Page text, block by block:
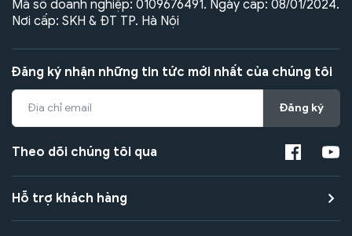
Mã số doanh nghiệp: 0109676491. Ngày cấp: 08/01/2024.
Nơi cấp: SKH & ĐT TP. Hà Nội
Đăng ký nhận những tin tức mới nhất của chúng tôi
Đăng ký
Theo dõi chúng tôi qua
Hỗ trợ khách hàng